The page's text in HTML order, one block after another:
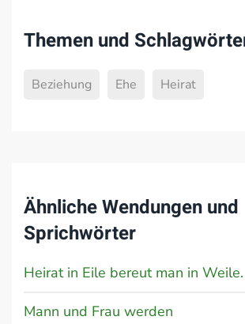
Themen und
Beziehung Ehe Heirat
Ähnliche Wendungen und
Sprichwörter
Heirat in Eile bereut man in Weile.
Mann und Frau werden